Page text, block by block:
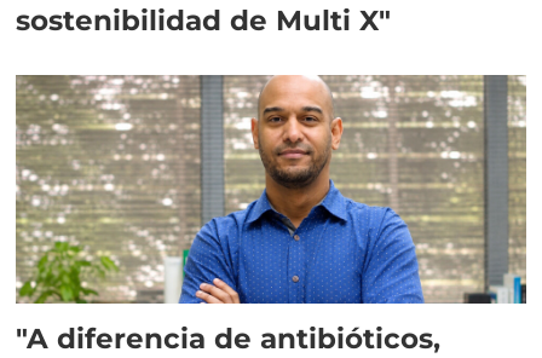
sostenibilidad de Multi X"
"A diferencia de antibióticos,